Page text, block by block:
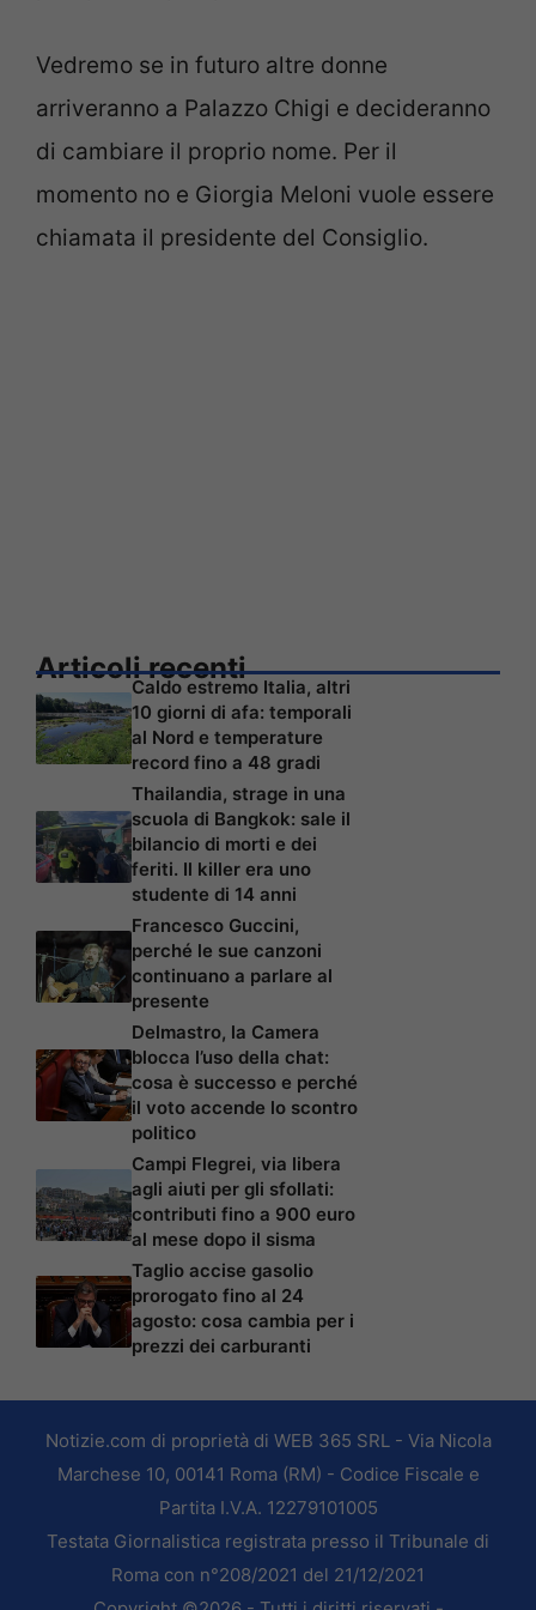
Vedremo se in futuro altre donne
arriveranno a Palazzo Chigi e decideranno
di cambiare il proprio nome. Per il
momento no e Giorgia Meloni vuole essere
chiamata il presidente del Consiglio.
Articoli recenti
Caldo estremo Italia, altri
10 giorni di afa: temporali
al Nord e temperature
record fino a 48 gradi
Thailandia, strage in una
scuola di Bangkok: sale il
bilancio di morti e dei
feriti. Il killer era uno
studente di 14 anni
Francesco Guccini,
perché le sue canzoni
continuano a parlare al
presente
Delmastro, la Camera
blocca l’uso della chat:
cosa è successo e perché
il voto accende lo scontro
politico
Campi Flegrei, via libera
agli aiuti per gli sfollati:
contributi fino a 900 euro
al mese dopo il sisma
Taglio accise gasolio
prorogato fino al 24
agosto: cosa cambia per i
prezzi dei carburanti
Notizie.com di proprietà di WEB 365 SRL - Via Nicola
Marchese 10, 00141 Roma (RM) - Codice Fiscale e
Partita I.V.A. 12279101005
Testata Giornalistica registrata presso il Tribunale di
Roma con n°208/2021 del 21/12/2021